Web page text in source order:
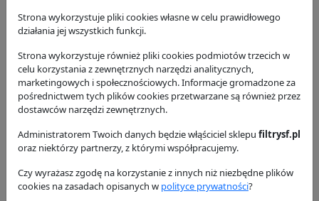
Kod produktu: SKL 46188
125.43 zł
DODAJ DO KOSZYKA
dostępność:w magazynie
wysyłka:
24/48 h
Zamienniki Cross Reference
Zastosowanie
Strona wykorzystuje pliki cookies własne w celu prawidłowego
działania jej wszystkich funkcji.
Strona wykorzystuje również pliki cookies podmiotów trzecich w
celu korzystania z zewnętrznych narzędzi analitycznych,
marketingowych i społecznościowych. Informacje gromadzone za
pośrednictwem tych plików cookies przetwarzane są również przez
dostawców narzędzi zewnętrznych.
Administratorem Twoich danych będzie włąściciel sklepu filtrysf.pl
oraz niektórzy partnerzy, z którymi współpracujemy.
Czy wyrażasz zgodę na korzystanie z innych niż niezbędne plików
cookies na zasadach opisanych w polityce prywatności?